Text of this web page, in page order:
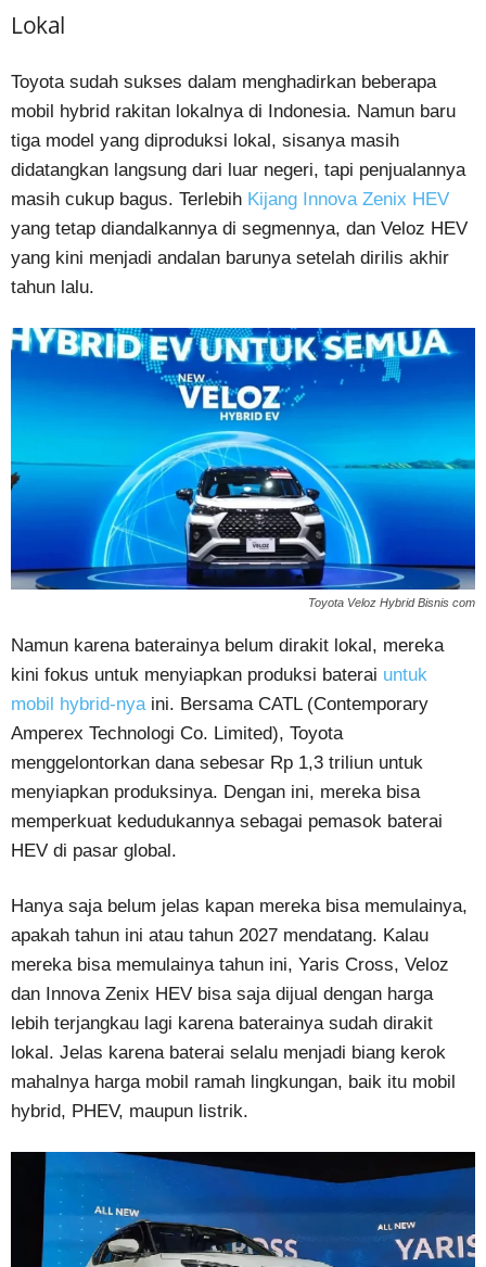
Lokal
Toyota sudah sukses dalam menghadirkan beberapa
mobil hybrid rakitan lokalnya di Indonesia. Namun baru
tiga model yang diproduksi lokal, sisanya masih
didatangkan langsung dari luar negeri, tapi penjualannya
masih cukup bagus. Terlebih Kijang Innova Zenix HEV
yang tetap diandalkannya di segmennya, dan Veloz HEV
yang kini menjadi andalan barunya setelah dirilis akhir
tahun lalu.
Toyota Veloz Hybrid Bisnis com
Namun karena baterainya belum dirakit lokal, mereka
kini fokus untuk menyiapkan produksi baterai untuk
mobil hybrid-nya ini. Bersama CATL (Contemporary
Amperex Technologi Co. Limited), Toyota
menggelontorkan dana sebesar Rp 1,3 triliun untuk
menyiapkan produksinya. Dengan ini, mereka bisa
memperkuat kedudukannya sebagai pemasok baterai
HEV di pasar global.
Hanya saja belum jelas kapan mereka bisa memulainya,
apakah tahun ini atau tahun 2027 mendatang. Kalau
mereka bisa memulainya tahun ini, Yaris Cross, Veloz
dan Innova Zenix HEV bisa saja dijual dengan harga
lebih terjangkau lagi karena baterainya sudah dirakit
lokal. Jelas karena baterai selalu menjadi biang kerok
mahalnya harga mobil ramah lingkungan, baik itu mobil
hybrid, PHEV, maupun listrik.